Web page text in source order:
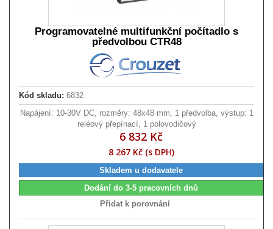
Programovatelné multifunkční počítadlo s
předvolbou CTR48
Kód skladu: 6832
Napájení: 10-30V DC, rozměry: 48x48 mm, 1 předvolba, výstup: 1
reléový přepínací, 1 polovodičový
6 832 Kč
8 267 Kč (s DPH)
Skladem u dodavatele
Dodání do 3-5 pracovních dnů
Přidat k porovnání